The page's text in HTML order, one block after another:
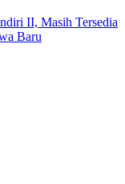
II, Masih Tersedia
Baru